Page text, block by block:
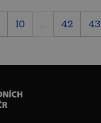
10 ... 42 43